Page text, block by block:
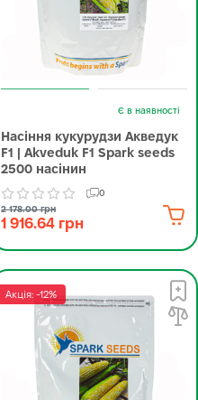
Є в наявності
Насіння кукурудзи Акведук
F1 | Akveduk F1 Spark seeds
2500 насінин
0
2 178.00 грн
1 916.64 грн
Акція: -12%